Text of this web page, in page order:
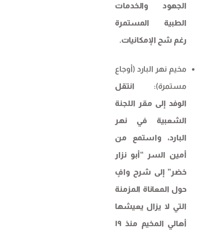
الجهود والخدمات
الطبية المستمرة
رغم شح الإمكانيات.
مخيم نهر البارد (أوجاع
مستمرة):انتقل
الوفد إلى مقر اللجنة
الشعبية في نهر
البارد، واستمع من
أمين السر “أبو نزار
خضر” إلى شرح وافٍ
حول المعاناة المزمنة
التي لا يزال يعيشها
أهالي المخيم منذ ١٩